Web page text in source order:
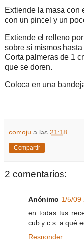
Extiende la masa con
con un pincel y un
Extiende el relleno
sobre sí mismos
Corta palmeras de 1
que se doren.
Coloca en una
comoju a las 21:18
Compartir
2 comentarios:
Anónimo 1/5/09
en todas tus
cub y c.s. a qué
Responder